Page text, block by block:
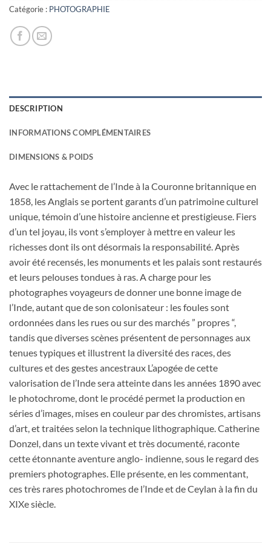
Catégorie : PHOTOGRAPHIE
DESCRIPTION
INFORMATIONS COMPLÉMENTAIRES
DIMENSIONS & POIDS
Avec le rattachement de l’Inde à la Couronne britannique en
1858, les Anglais se portent garants d’un patrimoine culturel
unique, témoin d’une histoire ancienne et prestigieuse. Fiers
d’un tel joyau, ils vont s’employer à mettre en valeur les
richesses dont ils ont désormais la responsabilité. Après
avoir été recensés, les monuments et les palais sont restaurés
et leurs pelouses tondues à ras. A charge pour les
photographes voyageurs de donner une bonne image de
l’Inde, autant que de son colonisateur : les foules sont
ordonnées dans les rues ou sur des marchés ” propres “,
tandis que diverses scènes présentent de personnages aux
tenues typiques et illustrent la diversité des races, des
cultures et des gestes ancestraux L’apogée de cette
valorisation de l’Inde sera atteinte dans les années 1890 avec
le photochrome, dont le procédé permet la production en
séries d’images, mises en couleur par des chromistes, artisans
d’art, et traitées selon la technique lithographique. Catherine
Donzel, dans un texte vivant et très documenté, raconte
cette étonnante aventure anglo- indienne, sous le regard des
premiers photographes. Elle présente, en les commentant,
ces très rares photochromes de l’Inde et de Ceylan à la fin du
XIXe siècle.